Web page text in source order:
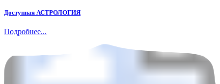
Доступная АСТРОЛОГИЯ
Подробнее...